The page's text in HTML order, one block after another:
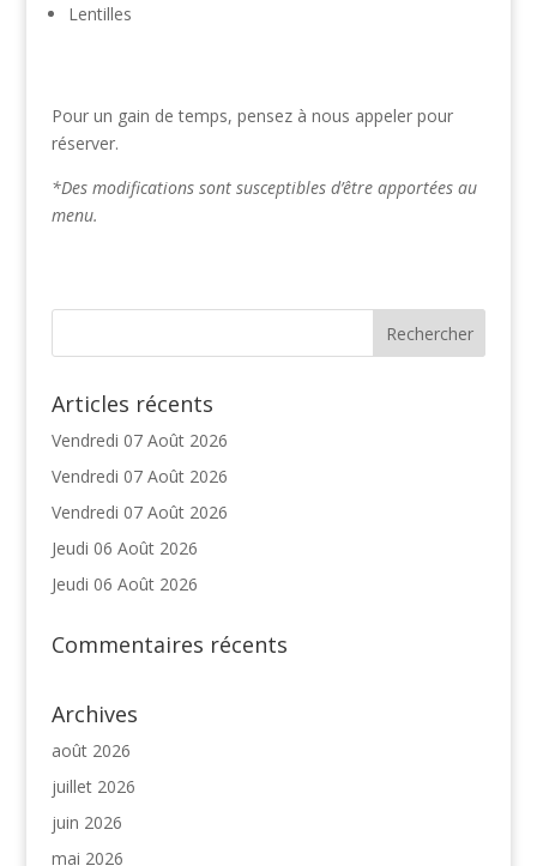
Lentilles
Pour un gain de temps, pensez à nous appeler pour
réserver.
*Des modifications sont susceptibles d’être apportées au
menu.
Articles récents
Vendredi 07 Août 2026
Vendredi 07 Août 2026
Vendredi 07 Août 2026
Jeudi 06 Août 2026
Jeudi 06 Août 2026
Commentaires récents
Archives
août 2026
juillet 2026
juin 2026
mai 2026